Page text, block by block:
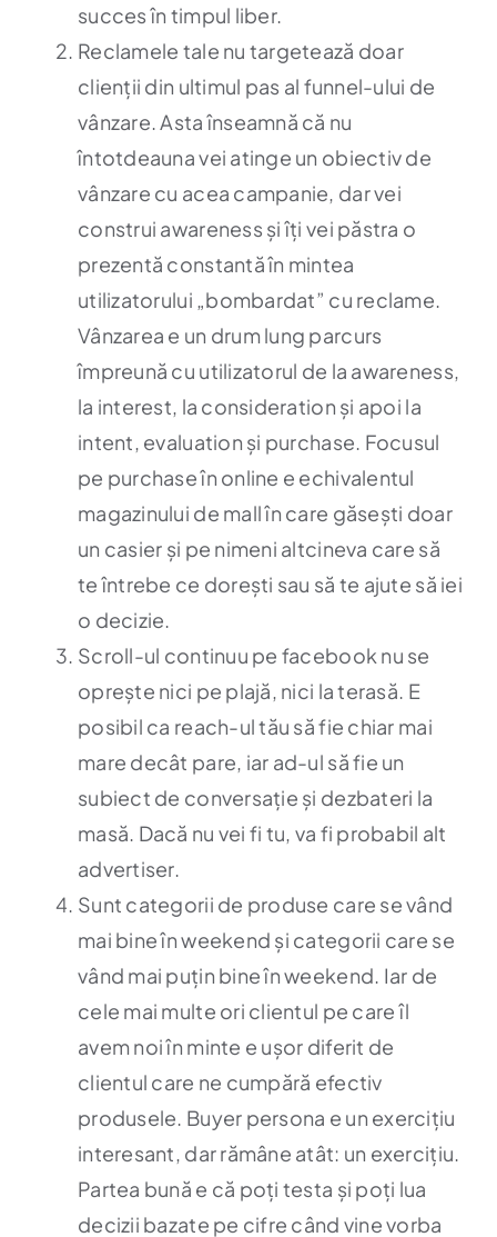
succes în timpul liber.
Reclamele tale nu targetează doar
clienții din ultimul pas al funnel-ului de
vânzare. Asta înseamnă că nu
întotdeauna vei atinge un obiectiv de
vânzare cu acea campanie, dar vei
construi awareness și îți vei păstra o
prezentă constantă în mintea
utilizatorului „bombardat” cu reclame.
Vânzarea e un drum lung parcurs
împreună cu utilizatorul de la awareness,
la interest, la consideration și apoi la
intent, evaluation și purchase. Focusul
pe purchase în online e echivalentul
magazinului de mall în care găsești doar
un casier și pe nimeni altcineva care să
te întrebe ce dorești sau să te ajute să iei
o decizie.
Scroll-ul continuu pe facebook nu se
oprește nici pe plajă, nici la terasă. E
posibil ca reach-ul tău să fie chiar mai
mare decât pare, iar ad-ul să fie un
subiect de conversație și dezbateri la
masă. Dacă nu vei fi tu, va fi probabil alt
advertiser.
Sunt categorii de produse care se vând
mai bine în weekend și categorii care se
vând mai puțin bine în weekend. Iar de
cele mai multe ori clientul pe care îl
avem noi în minte e ușor diferit de
clientul care ne cumpără efectiv
produsele. Buyer persona e un exercițiu
interesant, dar rămâne atât: un exercițiu.
Partea bună e că poți testa și poți lua
decizii bazate pe cifre când vine vorba